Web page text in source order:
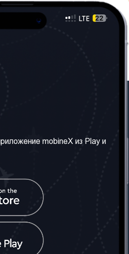
Правила и Условия
Часто задаваемые
вопросы
Социальные сети
mobineX из Play и